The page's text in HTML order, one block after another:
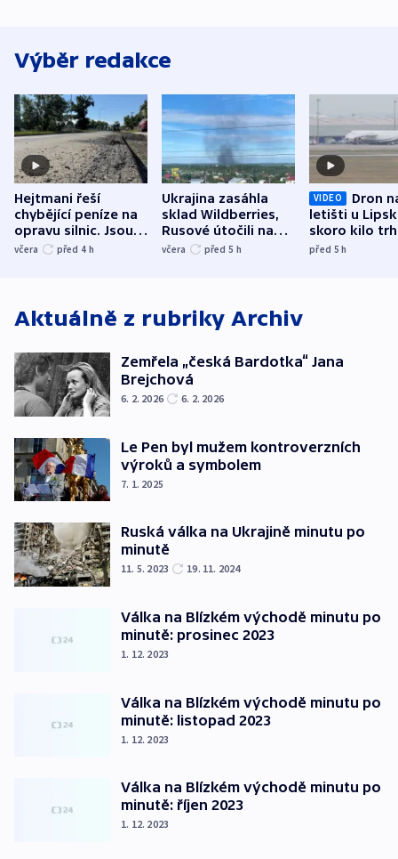
Výběr redakce
Hejtmani řeší
chybějící peníze na
opravu silnic. Jsou
nenárokové, namítá
včera před 4 h
Ukrajina zasáhla
sklad Wildberries,
Rusové útočili na
trh, hasiče či
včera před 5 h
VIDEO
Dron
letišti u
skoro kilo
indicie
před 5h
Aktuálně z rubriky Archiv
Zemřela „česká Bardotka“ Jana
Brejchová
6. 2. 2026 6. 2. 2026
Le Pen byl mužem kontroverzních
výroků a symbolem
7. 1. 2025
Ruská válka na Ukrajině minutu po
minutě
11. 5. 2023 19. 11. 2024
Válka na Blízkém východě minutu po
minutě: prosinec 2023
1. 12. 2023
Válka na Blízkém východě minutu po
minutě: listopad 2023
1. 12. 2023
Válka na Blízkém východě minutu po
minutě: říjen 2023
1. 12. 2023